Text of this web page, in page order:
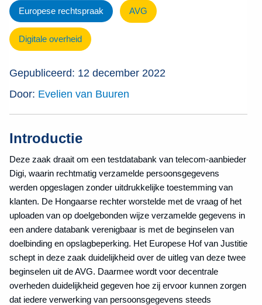
Europese rechtspraak AVG
Digitale overheid
Gepubliceerd: 12 december 2022
Door: Evelien van Buuren
Introductie
Deze zaak draait om een testdatabank van telecom-aanbieder
Digi, waarin rechtmatig verzamelde persoonsgegevens
werden opgeslagen zonder uitdrukkelijke toestemming van
klanten. De Hongaarse rechter worstelde met de vraag of het
uploaden van op doelgebonden wijze verzamelde gegevens in
een andere databank verenigbaar is met de beginselen van
doelbinding en opslagbeperking. Het Europese Hof van Justitie
schept in deze zaak duidelijkheid over de uitleg van deze twee
beginselen uit de AVG. Daarmee wordt voor decentrale
overheden duidelijkheid gegeven hoe zij ervoor kunnen zorgen
dat iedere verwerking van persoonsgegevens steeds